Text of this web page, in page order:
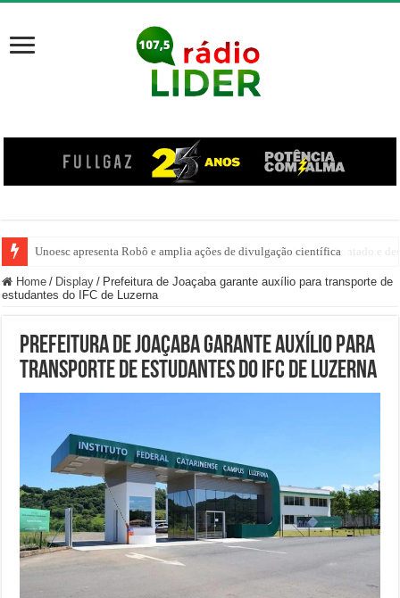
Unoesc apresenta Robô e amplia ações de divulgação científica
Família venezuelana percorre mais de 100 km, paga aluguel adiantado e
Home / Display / Prefeitura de Joaçaba garante auxílio para transporte de
estudantes do IFC de Luzerna
Prefeitura de Joaçaba garante auxílio para
transporte de estudantes do IFC de Luzerna